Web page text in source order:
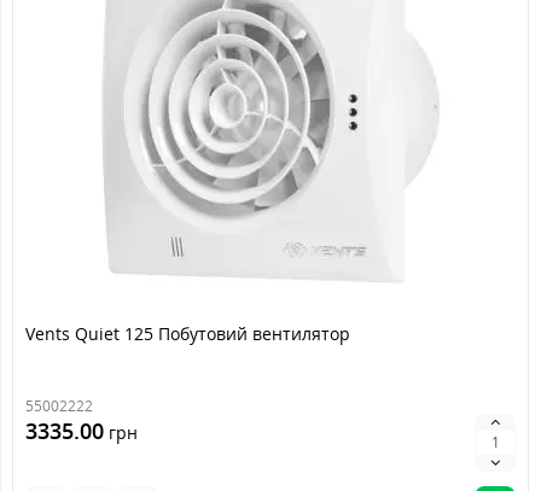
Vents Quiet 125 Побутовий вентилятор
55002222
3335.00 грн